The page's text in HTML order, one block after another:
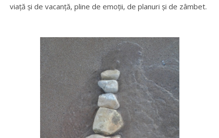
viață și de vacanță, pline de emoții, de planuri și de zâmbet.